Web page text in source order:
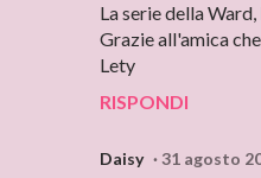
La serie della
Grazie all'amica
Lety
RISPONDI
Daisy 31 agosto